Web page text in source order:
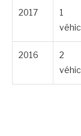
2017
1
2016
2